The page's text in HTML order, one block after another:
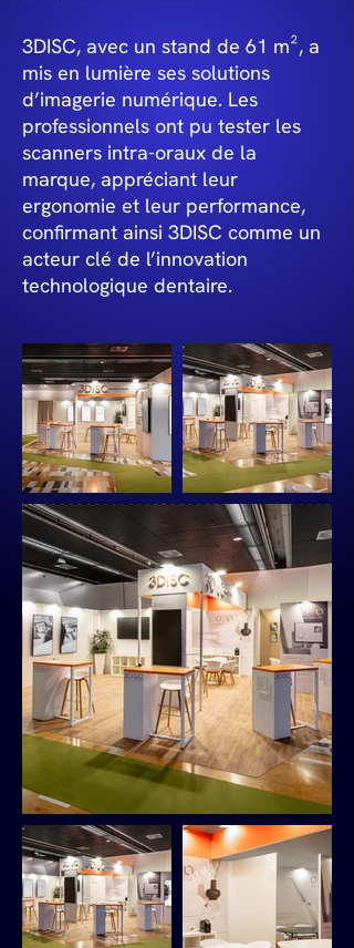
3DISC, avec un stand de 61 m², a
mis en lumière ses solutions
d’imagerie numérique. Les
professionnels ont pu tester les
scanners intra-oraux de la
marque, appréciant leur
ergonomie et leur performance,
confirmant ainsi 3DISC comme un
acteur clé de l’innovation
technologique dentaire.